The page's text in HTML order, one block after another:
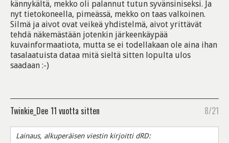
kännykältä, mekko oli palannut tutun syvänsiniseksi. Ja
nyt tietokoneella, pimeässä, mekko on taas valkoinen.
Silmä ja aivot ovat veikeä yhdistelmä, aivot yrittävät
tehdä näkemästään jotenkin järkeenkäypää
kuvainformaatiota, mutta se ei todellakaan ole aina ihan
tasalaatuista dataa mitä sieltä sitten lopulta ulos
saadaan :-)
Twinkie_Dee 11 vuotta sitten 8/21
Lainaus, alkuperäisen viestin kirjoitti dRD: